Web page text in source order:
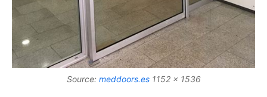
Source: meddoors.es1152 x 1536